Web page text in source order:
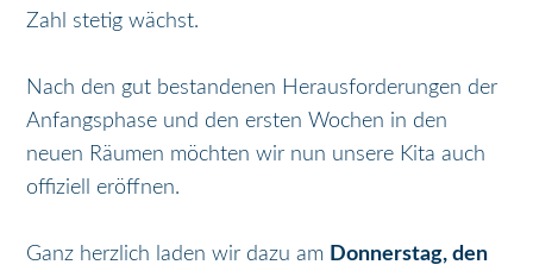
Zahl stetig wächst.
Nach den gut bestandenen Herausforderungen der
Anfangsphase und den ersten Wochen in den
neuen Räumen möchten wir nun unsere Kita auch
offiziell eröffnen.
Ganz herzlich laden wir dazu am Donnerstag, den